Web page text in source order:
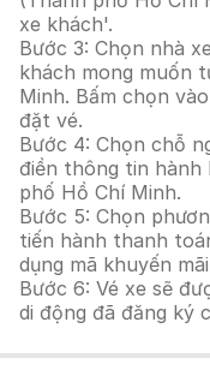
xe khách'.
Bước 3: Chọn nhà
khách mong muốn
Minh. Bấm chọn
đặt vé.
Bước 4: Chọn chỗ
điền thông tin hành
phố Hồ Chí Minh.
Bước 5: Chọn
tiến hành thanh
dụng mã khuyến
Bước 6: Vé xe sẽ
di động đã đăng ký